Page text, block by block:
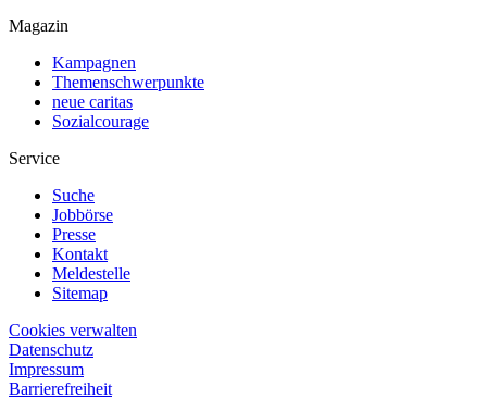
Magazin
Kampagnen
Themenschwerpunkte
neue caritas
Sozialcourage
Service
Suche
Jobbörse
Presse
Kontakt
Meldestelle
Sitemap
Cookies verwalten
Datenschutz
Impressum
Barrierefreiheit